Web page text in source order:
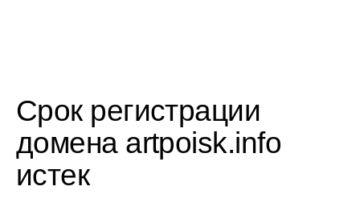
Срок регистрации
домена artpoisk.info
истек